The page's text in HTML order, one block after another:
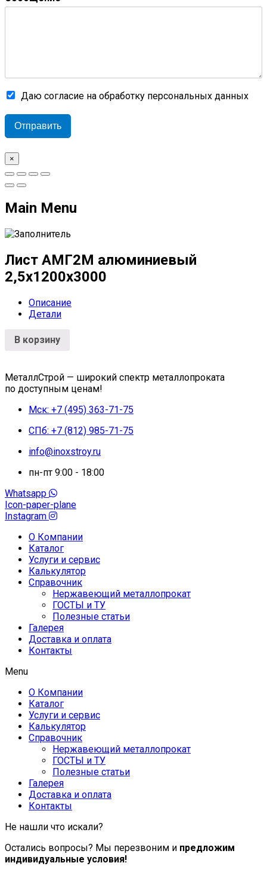
Даю согласие на обработку персональных данных
Отправить
×
Main Menu
Лист АМГ2М алюминиевый
2,5х1200х3000
Описание
Детали
В корзину
МеталлСтрой — широкий спектр металлопроката
по доступным ценам!
Мск: +7 (495) 363-71-75
СПб: +7 (812) 985-71-75
info@inoxstroy.ru
пн-пт 9:00 - 18:00
Whatsapp
Icon-paper-plane
Instagram
О Компании
Каталог
Услуги и сервис
Калькулятор
Справочник
Нержавеющий металлопрокат
ГОСТЫ и ТУ
Полезные статьи
Галерея
Доставка и оплата
Контакты
Menu
О Компании
Каталог
Услуги и сервис
Калькулятор
Справочник
Нержавеющий металлопрокат
ГОСТЫ и ТУ
Полезные статьи
Галерея
Доставка и оплата
Контакты
Не нашли что искали?
Остались вопросы? Мы перезвоним и предложим
индивидуальные условия!